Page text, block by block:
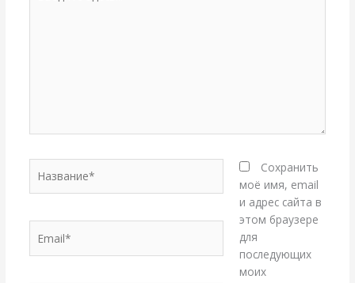
Сохранить
моё имя, email
и адрес сайта в
этом браузере
для
последующих
моих